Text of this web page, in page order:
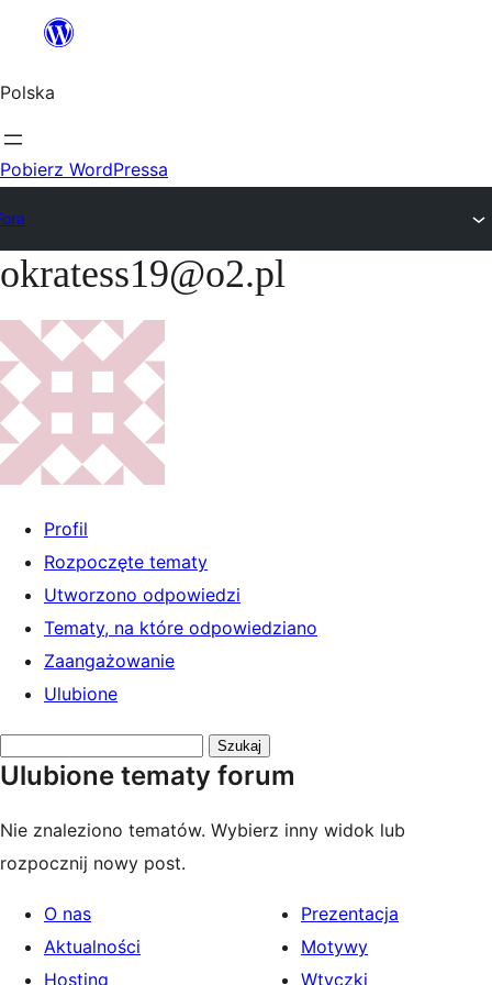
Przejdź
treści
Polska
Pobierz WordPressa
Przejdź
treści
okratess19@o2.pl
Profil
Rozpoczęte tematy
Utworzono odpowiedzi
Tematy, na które odpowiedziano
Zaangażowanie
Ulubione
tematy:
Ulubione tematy forum
Nie znaleziono tematów. Wybierz inny widok lub
rozpocznij nowy post.
O nas
Aktualności
Hosting
Prezentacja
Motywy
Wtyczki